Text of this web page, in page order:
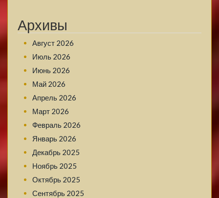
Архивы
Август 2026
Июль 2026
Июнь 2026
Май 2026
Апрель 2026
Март 2026
Февраль 2026
Январь 2026
Декабрь 2025
Ноябрь 2025
Октябрь 2025
Сентябрь 2025